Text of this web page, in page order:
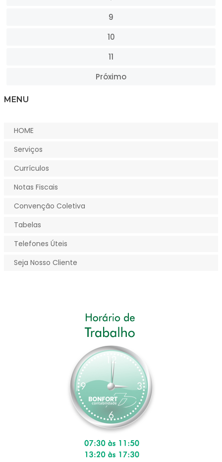
9
10
11
Próximo
MENU
HOME
Serviços
Currículos
Notas Fiscais
Convenção Coletiva
Tabelas
Telefones Úteis
Seja Nosso Cliente